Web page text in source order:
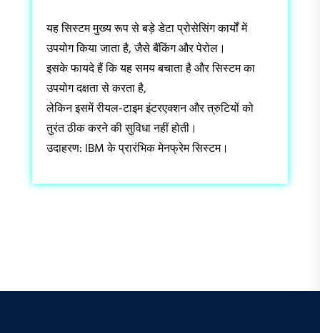
यह सिस्टम मुख्य रूप से बड़े डेटा प्रोसेसिंग कार्यों में
उपयोग किया जाता है, जैसे बैंकिंग और पेरोल।
इसके फायदे हैं कि यह समय बचाता है और सिस्टम का
उपयोग दक्षता से करता है,
लेकिन इसमें रीयल-टाइम इंटरएक्शन और त्रुटियों को
तुरंत ठीक करने की सुविधा नहीं होती।
उदाहरण: IBM के प्रारंभिक मेनफ्रेम सिस्टम।